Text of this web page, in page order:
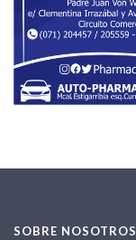
SOBRE NOSOTROS